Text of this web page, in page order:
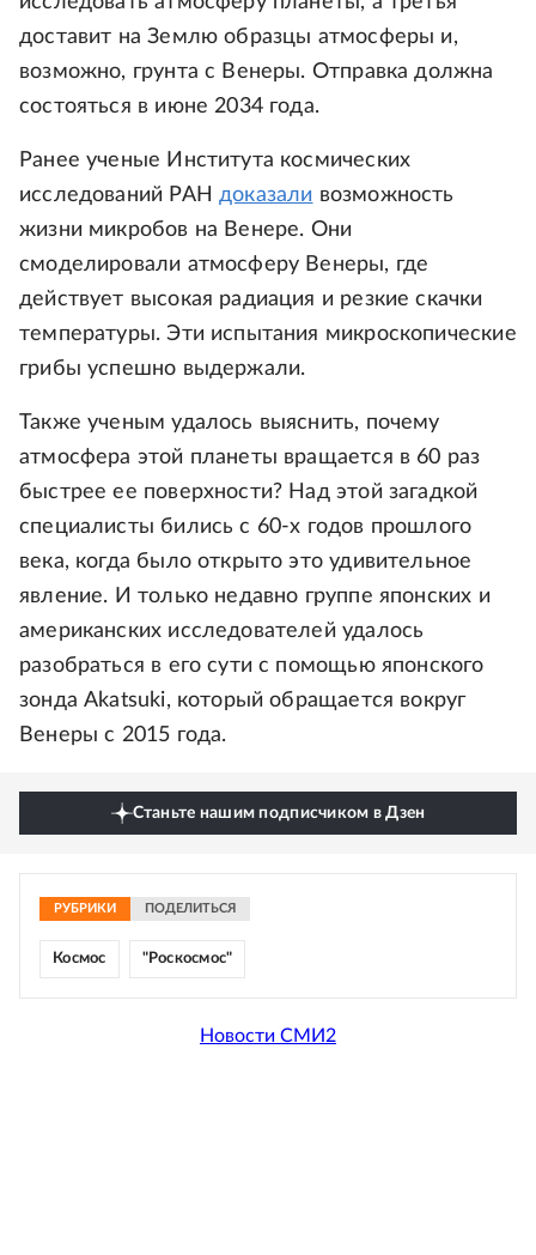
доставит на Землю образцы атмосферы и,
возможно, грунта с Венеры. Отправка должна
состояться в июне 2034 года.
Ранее ученые Института космических
исследований РАНдоказали возможность
жизни микробов на Венере. Они
смоделировали атмосферу Венеры, где
действует высокая радиация и резкие скачки
температуры. Эти испытания микроскопические
грибы успешно выдержали.
Также ученым удалось выяснить, почему
атмосфера этой планеты вращается в 60 раз
быстрее ее поверхности? Над этой загадкой
специалисты бились с 60-х годов прошлого
века, когда было открыто это удивительное
явление. И только недавно группе японских и
американских исследователей удалось
разобраться в его сути с помощью японского
зонда Akatsuki, который обращается вокруг
Венеры с 2015 года.
Станьте нашим подписчиком в Дзен
РУБРИКИ ПОДЕЛИТЬСЯ
Космос "Роскосмос"
Новости СМИ2